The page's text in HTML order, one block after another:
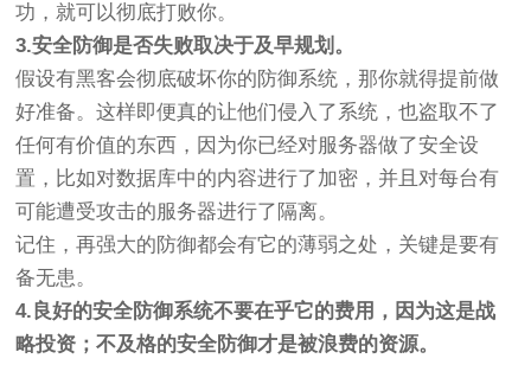
功，就可以彻底打败你。
3.安全防御是否失败取决于及早规划。
假设有黑客会彻底破坏你的防御系统，那你就得提前做
好准备。这样即便真的让他们侵入了系统，也盗取不了
任何有价值的东西，因为你已经对服务器做了安全设
置，比如对数据库中的内容进行了加密，并且对每台有
可能遭受攻击的服务器进行了隔离。
记住，再强大的防御都会有它的薄弱之处，关键是要有
备无患。
4.良好的安全防御系统不要在乎它的费用，因为这是战
略投资；不及格的安全防御才是被浪费的资源。